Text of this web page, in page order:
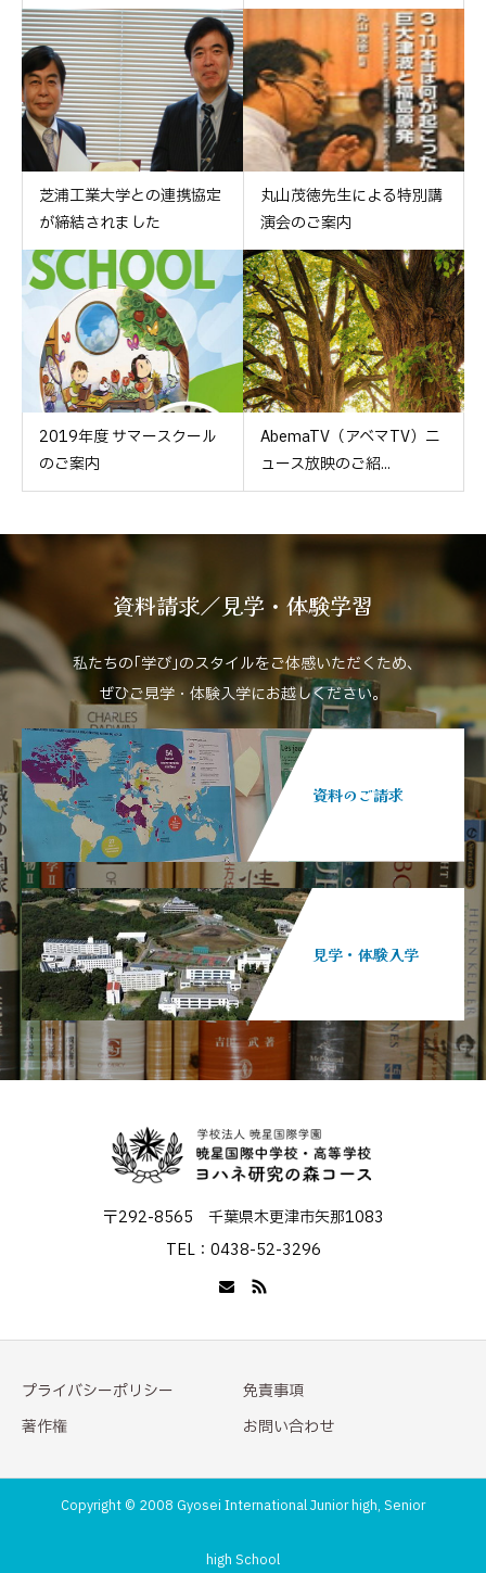
芝浦工業大学との連携協定
が締結されました
丸山茂徳先生による特別講
演会のご案内
2019年度 サマースクール
のご案内
AbemaTV（アベマTV）ニ
ュース放映のご紹...
資料請求／見学・体験学習
私たちの｢学び｣のスタイルをご体感いただくため､
ぜひご見学・体験入学にお越しください。
資料のご請求
見学・体験入学
〒292-8565 千葉県木更津市矢那1083
TEL：0438-52-3296
プライバシーポリシー
免責事項
著作権
お問い合わせ